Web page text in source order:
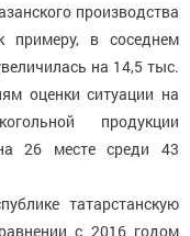
производства
в соседнем
на 14,5 тыс.
оценки ситуации на
продукции
26 месте среди 43
татарстанскую
с 2016 годом